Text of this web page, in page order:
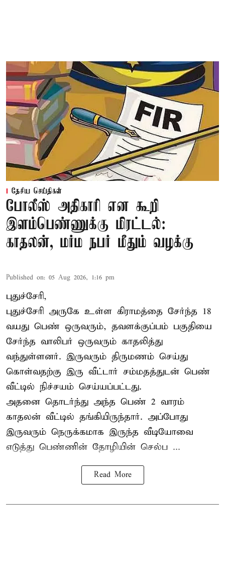
தேசிய செய்திகள்
போலீஸ் அதிகாரி என கூறி
இளம்பெண்ணுக்கு மிரட்டல்:
காதலன், மர்ம நபர் மீதும் வழக்கு
Published on: 05 Aug 2026, 1:16 pm
புதுச்சேரி,
புதுச்சேரி அருகே உள்ள கிராமத்தை சேர்ந்த 18
வயது பெண் ஒருவரும், தவளக்குப்பம் பகுதியை
சேர்ந்த வாலிபர் ஒருவரும் காதலித்து
வந்துள்ளனர். இருவரும் திருமணம் செய்து
கொள்வதற்கு இரு வீட்டார் சம்மதத்துடன் பெண்
வீட்டில் நிச்சயம் செய்யப்பட்டது.
அதனை தொடர்ந்து அந்த பெண் 2 வாரம்
காதலன் வீட்டில் தங்கியிருந்தார். அப்போது
இருவரும் நெருக்கமாக இருந்த வீடியோவை
எடுத்து பெண்ணின் தோழியின் செல்ப ...
Read More